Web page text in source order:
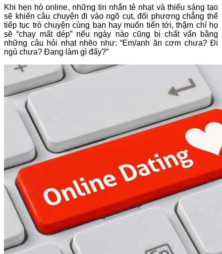
Khi hẹn hò online, những tin nhắn tẻ nhạt và thiếu sáng tạo
sẽ khiến câu chuyện đi vào ngõ cụt, đối phương chẳng thể
tiếp tục trò chuyện cùng bạn hay muốn tiến tới, thậm chí họ
sẽ “chạy mất dép” nếu ngày nào cũng bị chất vấn bằng
những câu hỏi nhạt nhẽo như: “Em/anh ăn cơm chưa? Đi
ngủ chưa? Đang làm gì đấy?”